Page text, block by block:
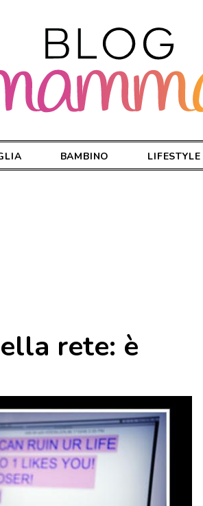
BAMBINO LIFESTYLE
rete: è